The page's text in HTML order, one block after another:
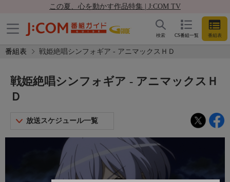
この夏、心を動かす作品特集 | J:COM TV
CS番組一覧 番組表
検索
番組表 戦姫絶唱シンフォギア - アニマックスＨＤ
戦姫絶唱シンフォギア - アニマックスＨ
Ｄ
放送スケジュール一覧